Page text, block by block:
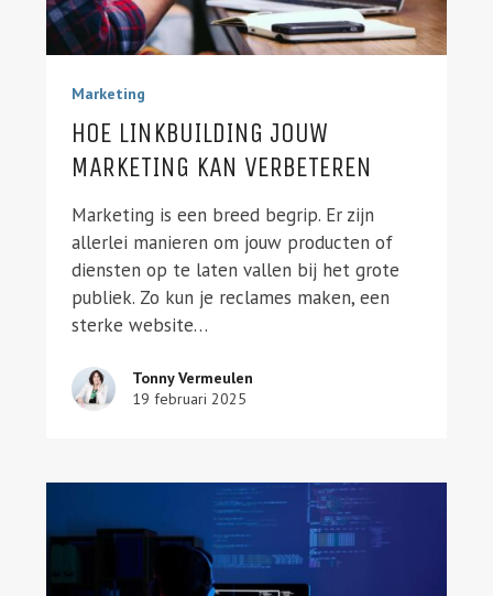
Marketing
HOE LINKBUILDING JOUW
MARKETING KAN VERBETEREN
Marketing is een breed begrip. Er zijn
allerlei manieren om jouw producten of
diensten op te laten vallen bij het grote
publiek. Zo kun je reclames maken, een
sterke website…
Tonny Vermeulen
19 februari 2025